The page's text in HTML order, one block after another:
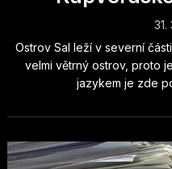
31.
Ostrov Sal leží v severní
velmi větrný ostrov, proto
jazykem je zde